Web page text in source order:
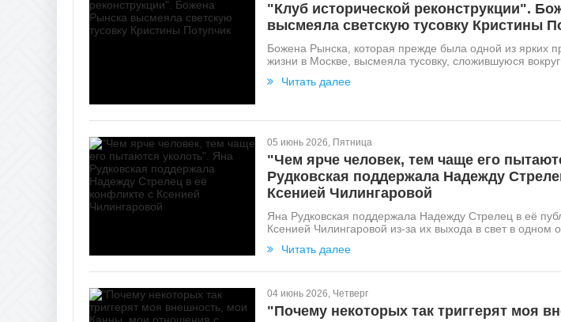
"Клуб исторической реконструкции".
высмеяла светскую тусовку Кристины
Божена Рынска, которая прежде была одной из ярких
жизни в Москве, высмеяла тусовку, сложившуюся вокруг
Читать далее
05 июнь 2026, Пятница
"Чем ярче человек, тем чаще его
Рудковская поддержала Надежду
Ксенией Чилингаровой
Яна Рудковская поддержала Надежду Стрелец в её
Ксенией Чилингаровой из-за их выхода в свет в одном
Читать далее
04 июнь 2026, Четверг
"Почему некоторых так триггерят моя